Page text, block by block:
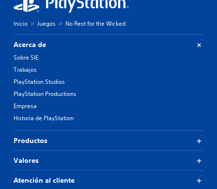
Inicio Juegos No Rest for the Wicked
Acerca de
Sobre SIE
Trabajos
PlayStation Studios
PlayStation Productions
Empresa
Historia de PlayStation
Productos
Valores
Atención al cliente